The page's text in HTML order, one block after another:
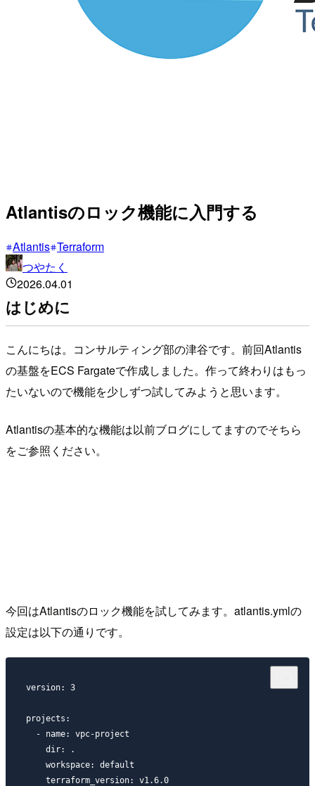
Atlantisのロック機能に入門する
Atlantis Terraform
つやたく
2026.04.01
はじめに
こんにちは。コンサルティング部の津谷です。前回Atlantis
の基盤をECS Fargateで作成しました。作って終わりはもっ
たいないので機能を少しずつ試してみようと思います。
Atlantisの基本的な機能は以前ブログにしてますのでそちら
をご参照ください。
今回はAtlantisのロック機能を試してみます。atlantis.ymlの
設定は以下の通りです。
version: 3
projects:
  - name: vpc-project
    dir: .
    workspace: default
    terraform_version: v1.6.0